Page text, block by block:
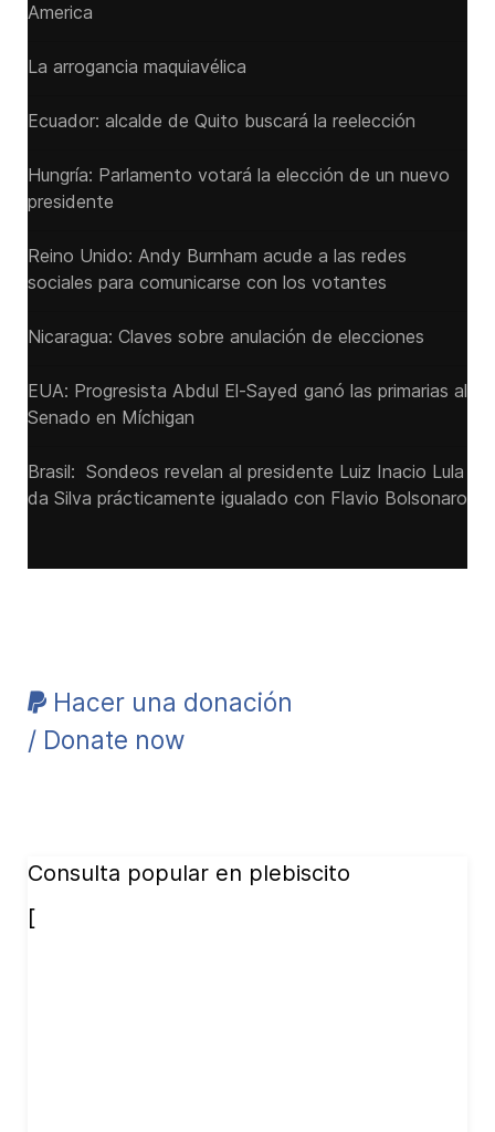
America
La arrogancia maquiavélica
Ecuador: alcalde de Quito buscará la reelección
Hungría: Parlamento votará la elección de un nuevo
presidente
Reino Unido: Andy ‌Burnham acude a las redes
sociales para comunicarse con los votantes
Nicaragua: Claves sobre anulación de elecciones
EUA: Progresista Abdul El-Sayed ganó las primarias al
Senado ‌en Míchigan
Brasil: Sondeos revelan al presidente Luiz Inacio Lula
da Silva prácticamente igualado con Flavio Bolsonaro
Hacer una donación
/ Donate now
Consulta popular en plebiscito
[